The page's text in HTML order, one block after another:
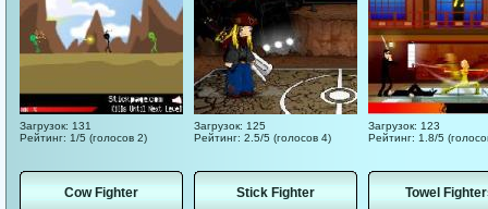
Загрузок: 131
Рейтинг: 1/5 (голосов 2)
Загрузок: 125
Рейтинг: 2.5/5 (голосов 4)
Загрузок: 123
Рейтинг: 1.8/5
Cow Fighter Stick Fighter Towel